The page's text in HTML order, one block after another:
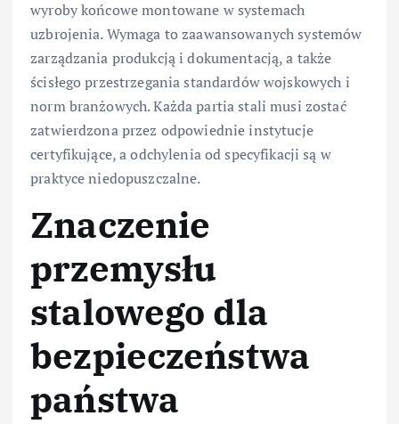
wyroby końcowe montowane w systemach
uzbrojenia. Wymaga to zaawansowanych systemów
zarządzania produkcją i dokumentacją, a także
ścisłego przestrzegania standardów wojskowych i
norm branżowych. Każda partia stali musi zostać
zatwierdzona przez odpowiednie instytucje
certyfikujące, a odchylenia od specyfikacji są w
praktyce niedopuszczalne.
Znaczenie
przemysłu
stalowego dla
bezpieczeństwa
państwa